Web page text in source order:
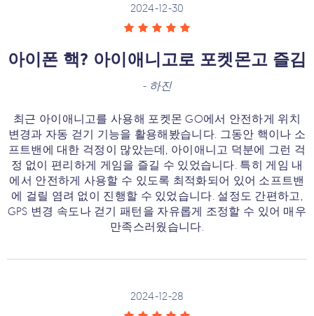
2024-12-30
아이폰 핵? 아이애니고로 포켓몬고 즐김
- 하진
최근 아이애니고를 사용해 포켓몬 GO에서 안전하게 위치
변경과 자동 걷기 기능을 활용해봤습니다. 그동안 핵이나 소
프트밴에 대한 걱정이 많았는데, 아이애니고 덕분에 그런 걱
정 없이 편리하게 게임을 즐길 수 있었습니다. 특히 게임 내
에서 안전하게 사용할 수 있도록 최적화되어 있어 소프트밴
에 걸릴 염려 없이 진행할 수 있었습니다. 설정도 간편하고,
GPS 변경 속도나 걷기 패턴을 자유롭게 조정할 수 있어 매우
만족스러웠습니다.
2024-12-28